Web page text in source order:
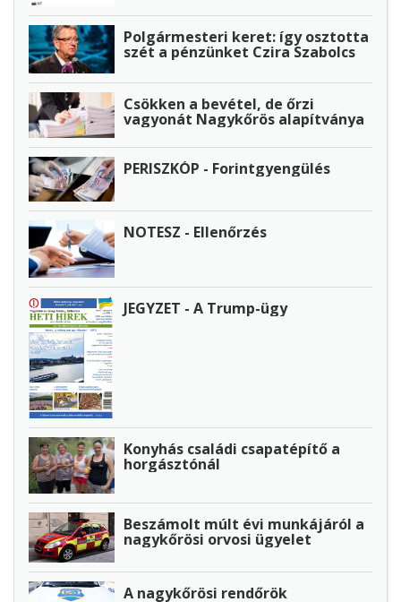
Polgármesteri keret: így osztotta
szét a pénzünket Czira Szabolcs
Csökken a bevétel, de őrzi
vagyonát Nagykőrös alapítványa
PERISZKÓP - Forintgyengülés
NOTESZ - Ellenőrzés
JEGYZET - A Trump-ügy
Konyhás családi csapatépítő a
horgásztónál
Beszámolt múlt évi munkájáról a
nagykőrösi orvosi ügyelet
A nagykőrösi rendőrök